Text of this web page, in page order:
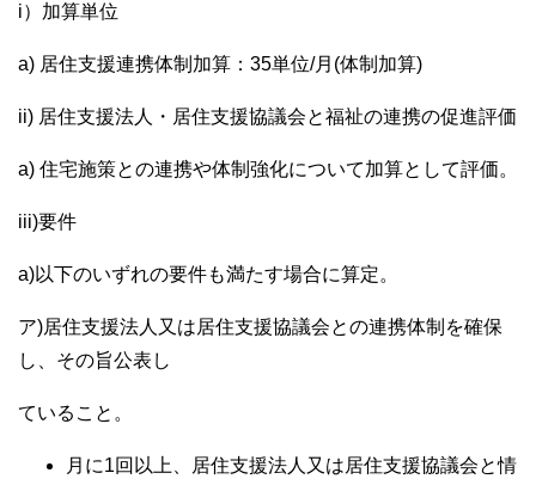
i）加算単位
a) 居住支援連携体制加算：35単位/月(体制加算)
ii) 居住支援法人・居住支援協議会と福祉の連携の促進評価
a) 住宅施策との連携や体制強化について加算として評価。
iii)要件
a)以下のいずれの要件も満たす場合に算定。
ア)居住支援法人又は居住支援協議会との連携体制を確保
し、その旨公表し
ていること。
月に1回以上、居住支援法人又は居住支援協議会と情